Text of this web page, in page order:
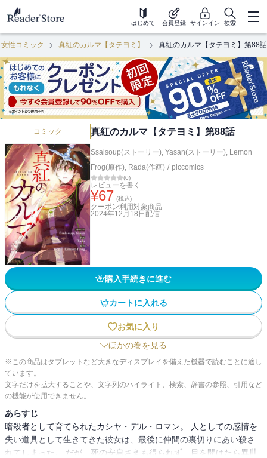
はじめて 会員登録 サインイン 検索
女性コミック 真紅のカルマ【タテヨミ】 真紅のカルマ【タテヨミ】第88話
コミック 真紅のカルマ【タテヨミ】第88話
Ssalsoup(ストーリー), Yasan(ストーリー), Lemon
Frog(原作), Rada(作画) / piccomics
(0)
レビューを書く
¥67 (税込)
クーポン利用対象商品
2024年12月18日 配信
購入手続きに進む
カートに入れる
お気に入り
ほかの巻を見る
※この商品はタブレットなど大きなディスプレイを備えた機器で読むことに適し
ています。
文字だけを拡大することや、文字列のハイライト、検索、辞書の参照、引用など
の機能が使用できません。
あらすじ
暗殺者として育てられたカシヤ・デル・ロマン。 人としての感情を
失い道具として生きてきた彼女は、最後に仲間の裏切りにあい殺さ
れてしまった。 だが、死の安息さえも得られず、目を開けたら異世